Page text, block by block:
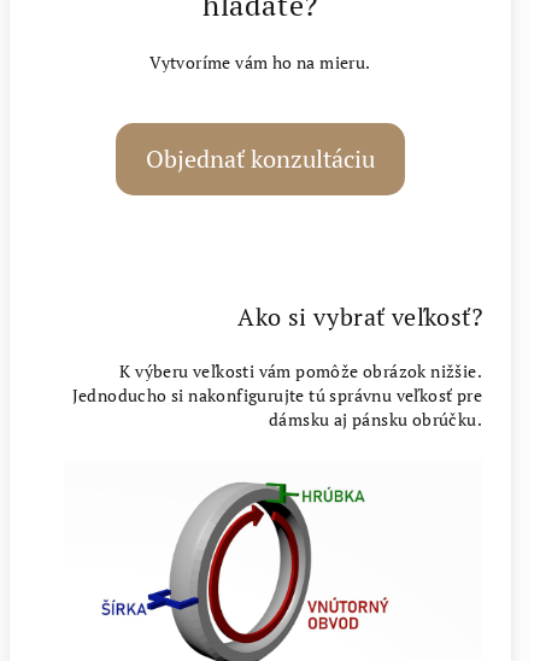
Vytvoríme vám ho na mieru.
Objednať konzultáciu
Ako si vybrať veľkosť?
K výberu veľkosti vám pomôže obrázok nižšie.
Jednoducho si nakonfigurujte tú správnu veľkosť pre
dámsku aj pánsku obrúčku.